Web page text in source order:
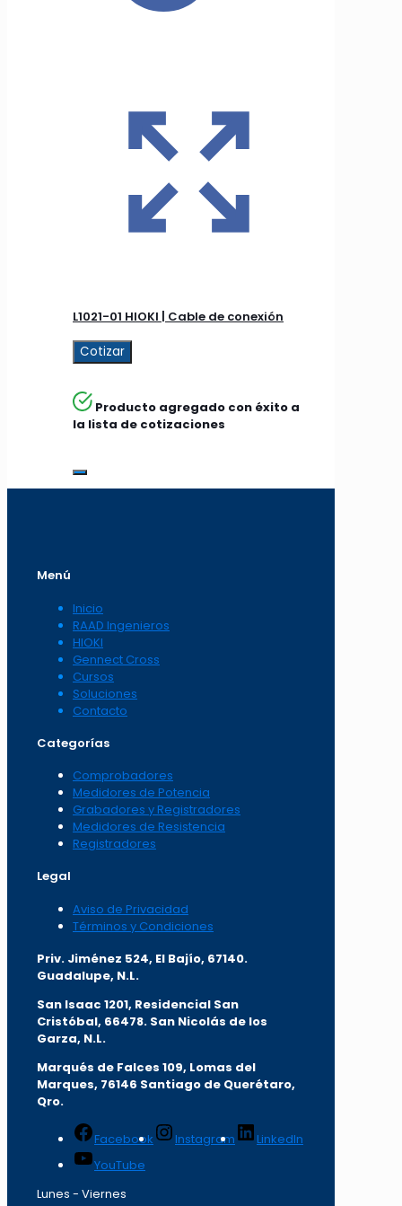
L1021-01 HIOKI | Cable de conexión
Cotizar
Producto agregado con éxito a
la lista de cotizaciones
Menú
Inicio
RAAD Ingenieros
HIOKI
Gennect Cross
Cursos
Soluciones
Contacto
Categorías
Comprobadores
Medidores de Potencia
Grabadores y Registradores
Medidores de Resistencia
Registradores
Legal
Aviso de Privacidad
Términos y Condiciones
Priv. Jiménez 524, El Bajío, 67140.
Guadalupe, N.L.
San Isaac 1201, Residencial San
Cristóbal, 66478. San Nicolás de los
Garza, N.L.
Marqués de Falces 109, Lomas del
Marques, 76146 Santiago de Querétaro,
Qro.
Facebook Instagram
LinkedIn
YouTube
Lunes - Viernes